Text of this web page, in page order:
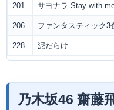
201 サヨナラ Stay with
206 ファンタスティック3
228 泥だらけ
乃木坂46 齋藤